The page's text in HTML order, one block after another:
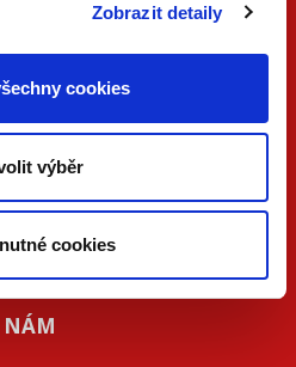
Zobrazit detaily
cookies
výběr
cookies
NÁM